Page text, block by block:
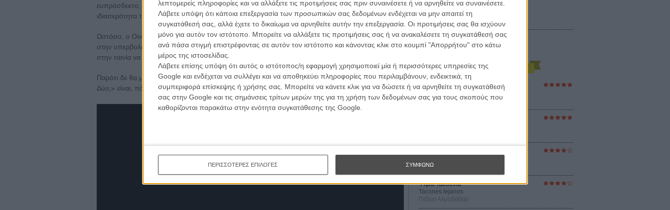
λεπτομερείς πληροφορίες και να αλλάξετε τις προτιμήσεις σας πριν συναινέσετε ή να αρνηθείτε να συναινέσετε.
Λάβετε υπόψη ότι κάποια επεξεργασία των προσωπικών σας δεδομένων ενδέχεται να μην απαιτεί τη
συγκατάθεσή σας, αλλά έχετε το δικαίωμα να αρνηθείτε αυτήν την επεξεργασία. Οι προτιμήσεις σας θα ισχύουν
μόνο για αυτόν τον ιστότοπο. Μπορείτε να αλλάξετε τις προτιμήσεις σας ή να ανακαλέσετε τη συγκατάθεσή σας
ανά πάσα στιγμή επιστρέφοντας σε αυτόν τον ιστότοπο και κάνοντας κλικ στο κουμπί "Απορρήτου" στο κάτω
μέρος της ιστοσελίδας.
Λάβετε επίσης υπόψη ότι αυτός ο ιστότοπος/η εφαρμογή χρησιμοποιεί μία ή περισσότερες υπηρεσίες της
Google και ενδέχεται να συλλέγει και να αποθηκεύει πληροφορίες που περιλαμβάνουν, ενδεικτικά, τη
συμπεριφορά επίσκεψης ή χρήσης σας. Μπορείτε να κάνετε κλικ για να δώσετε ή να αρνηθείτε τη συγκατάθεσή
σας στην Google και τις σημάνσεις τρίτων μερών της για τη χρήση των δεδομένων σας για τους σκοπούς που
καθορίζονται παρακάτω στην ενότητα συγκατάθεσης της Google.
ΠΕΡΙΣΣΟΤΕΡΕΣ ΕΠΙΛΟΓΕΣ ΣΥΜΦΩΝΩ
ευπρόσδεκτο, μια και η ιδιαιτερότητα μιας τέτοιας δουλειάς εξαρτάται απόλυτα από την
ιδιαιτερότητα των χαρακτήρων της.
Ωστόσο, ο Οουεν Γουίλσον που μοιάζει καρικατούρα, ο Τζακ Νίκολσον μ’ έναν ρόλο γραμμένο
στην υπερβολή και η αμφίβολη χημεία μεταξύ Ρις Γουίδερσπουν και Πολ Ραντ δεν επιτρέπουν
στην ταινία να χαλαρώσει και ν’ αποκτήσει ελκυστικό ρυθμό.
Παρότι δε θα μπει στη λίστα με τις αξιομνημόνευτες ρομαντικές κομεντί, το «Ποιον από τους
Δύο;» είναι, πάντως, θαυμάσια λύση για καλοκαιριάτικο βράδυ στο σπίτι.
Οι Αρμονίες Βερκμάιστερ
Werckmeister Harmonies
Μπέλα Ταρ
Κρίστοφερ Νόλαν
Ψηλά Τακούνια
Tacones lejanos
Πέδρο Αλμοδόβαρ